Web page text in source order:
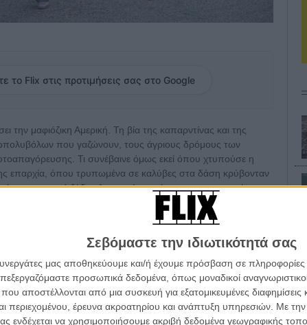
Σεβόμαστε την ιδιωτικότητά σας
μας αποθηκεύουμε και/ή έχουμε πρόσβαση σε
προσωπικά δεδομένα, όπως μοναδικοί
αποστέλλονται από μια συσκευή για εξατομικευμένες διαφημίσεις
περιεχομένου, έρευνα ακροατηρίου και ανάπτυξη υπηρεσιών. Με την
ενδέχεται να χρησιμοποιήσουμε ακριβή δεδομένα γεωγραφικής
το Flix στις προτιμήσεις σας στο Google
την μαφιόζικη Αμερική. Τη βία της καπαρντίνας και της
που γαζώνουν, τους άγριους δρόμους των
Τι συνέβαινε όμως εκεί όπου χτυπούσε η
επαρχία, όπου τρυπωμένα σε καλύβες στα δάση κρύβονταν
από ξύδια, λαχανικά και νέφτι το απαγορευμένο
και την πραγματική αγριότητα, οι χίλμπιλι συμμορίες
όπου οι νόμοι ήταν διαφορετικοί και οι κάτοικοι με τα
καθαρό. Η «πόλη» τελείωνε εκεί που τελείωνε και η
με τους όρους των επαρχιωτών.
τους «Αθικτους». Τίποτα δεν τους αγγίζει, ζουν με
Ο μεγάλος, ο Φόρεστ, έχει λίγα λόγια, κι αφήνει ακόμα
Ο μεσαίος είναι αδίστακτος, αλλά υπάκουος στον
παιδί συνεσταλμένος. Δεν μπορεί να τραβήξει την